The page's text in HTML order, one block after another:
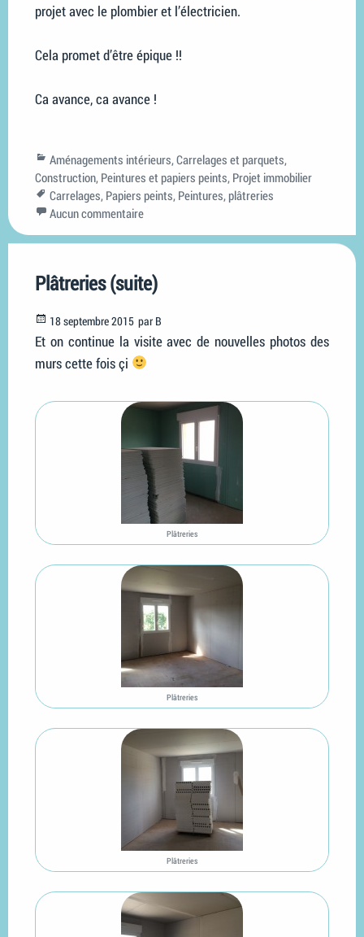
projet avec le plombier et l’électricien.
Cela promet d’être épique !!
Ca avance, ca avance !
Categories
Aménagements intérieurs, Carrelages et parquets,
Construction, Peintures et papiers peints, Projet immobilier
Tags
Carrelages, Papiers peints, Peintures, plâtreries
Aucun commentaire
Plâtreries (suite)
Posted
on
18 septembre 2015 par B
Et on continue la visite avec de nouvelles photos des
murs cette fois çi
Plâtreries
Plâtreries
Plâtreries